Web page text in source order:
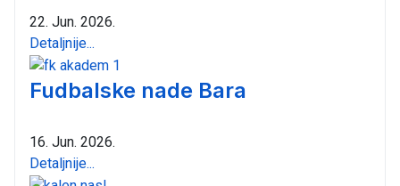
22. Jun. 2026.
Detaljnije...
Fudbalske nade Bara
16. Jun. 2026.
Detaljnije...